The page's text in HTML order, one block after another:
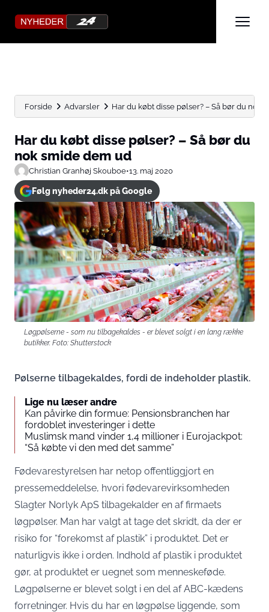
Forside Advarsler Har du købt disse pølser? – Så bør du nok...
Har du købt disse pølser? – Så bør du
nok smide dem ud
Christian Granhøj Skouboe•13. maj 2020
Følg nyheder24.dk på Google
Løgpølserne - som nu tilbagekaldes - er blevet solgt i en lang række
butikker. Foto: Shutterstock
Pølserne tilbagekaldes, fordi de indeholder plastik.
Lige nu læser andre
Kan påvirke din formue: Pensionsbranchen har
fordoblet investeringer i dette
Muslimsk mand vinder 1,4 millioner i Eurojackpot:
“Så købte vi den med det samme”
Fødevarestyrelsen har netop offentliggjort en
pressemeddelelse, hvori fødevarevirksomheden
Slagter Norlyk ApS tilbagekalder en af firmaets
løgpølser. Man har valgt at tage det skridt, da der er
risiko for “forekomst af plastik” i produktet. Det er
naturligvis ikke i orden. Indhold af plastik i produktet
gør, at produktet er uegnet som menneskeføde.
Løgpølserne er blevet solgt i en del af ABC-kædens
forretninger. Hvis du har en løgpølse liggende, som